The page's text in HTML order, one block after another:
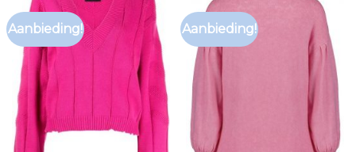
Aanbieding! Aanbieding!